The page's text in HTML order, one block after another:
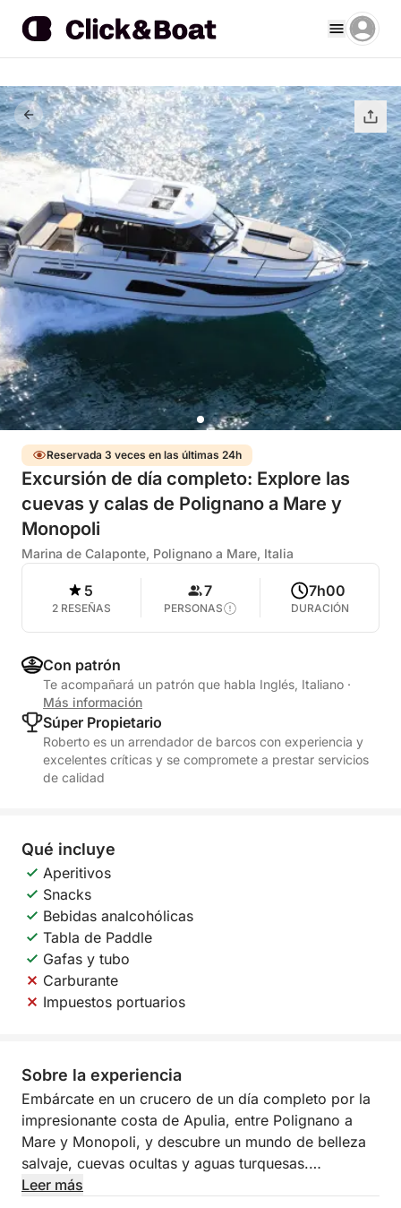
Reservada 3 veces en las últimas 24h
Excursión de día completo: Explore las
cuevas y calas de Polignano a Mare y
Monopoli
Marina de Calaponte, Polignano a Mare, Italia
5
2 RESEÑAS
7
PERSONAS
7h00
DURACIÓN
Con patrón
Te acompañará un patrón que habla Inglés, Italiano ·
Más información
Súper Propietario
Roberto es un arrendador de barcos con experiencia y
excelentes críticas y se compromete a prestar servicios
de calidad
Qué incluye
Aperitivos
Snacks
Bebidas analcohólicas
Tabla de Paddle
Gafas y tubo
Carburante
Impuestos portuarios
Sobre la experiencia
Embárcate en un crucero de un día completo por la
impresionante costa de Apulia, entre Polignano a
Mare y Monopoli, y descubre un mundo de belleza
salvaje, cuevas ocultas y aguas turquesas.
Leer más